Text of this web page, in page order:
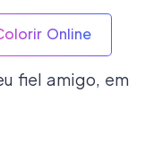
Online
fiel amigo, em